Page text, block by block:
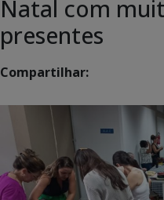
Natal com
presentes
Compartilhar: